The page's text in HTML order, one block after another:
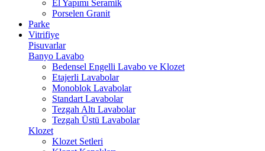
El Yapımı Seramik
Porselen Granit
Parke
Vitrifiye
Pisuvarlar
Banyo Lavabo
Bedensel Engelli Lavabo ve Klozet
Etajerli Lavabolar
Monoblok Lavabolar
Standart Lavabolar
Tezgah Altı Lavabolar
Tezgah Üstü Lavabolar
Klozet
Klozet Setleri